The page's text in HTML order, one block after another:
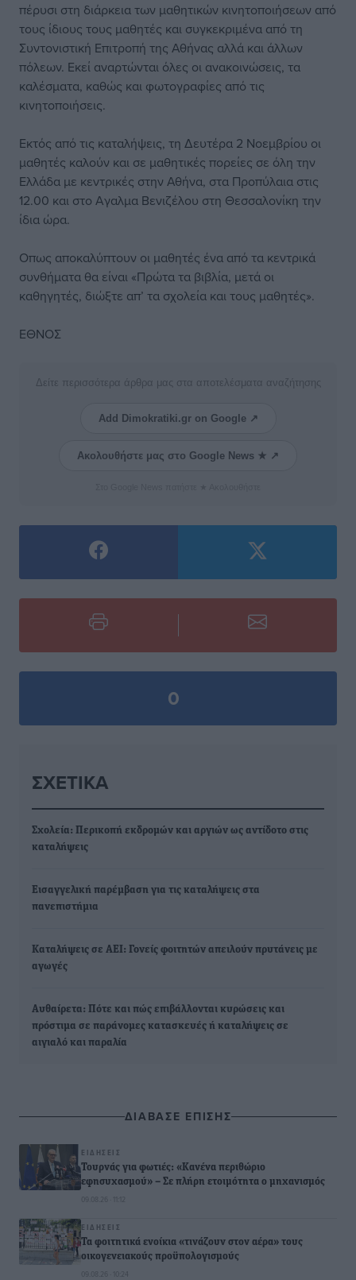
πέρυσι στη διάρκεια των μαθητικών κινητοποιήσεων από
τους ίδιους τους μαθητές και συγκεκριμένα από τη
Συντονιστική Επιτροπή της Αθήνας αλλά και άλλων
πόλεων. Εκεί αναρτώνται όλες οι ανακοινώσεις, τα
καλέσματα, καθώς και φωτογραφίες από τις
κινητοποιήσεις.
Εκτός από τις καταλήψεις, τη Δευτέρα 2 Νοεμβρίου οι
μαθητές καλούν και σε μαθητικές πορείες σε όλη την
Ελλάδα με κεντρικές στην Αθήνα, στα Προπύλαια στις
12.00 και στο Aγαλμα Βενιζέλου στη Θεσσαλονίκη την
ίδια ώρα.
Oπως αποκαλύπτουν οι μαθητές ένα από τα κεντρικά
συνθήματα θα είναι «Πρώτα τα βιβλία, μετά οι
καθηγητές, διώξτε απ’ τα σχολεία και τους μαθητές».
ΕΘΝΟΣ
Δείτε περισσότερα άρθρα μας στα αποτελέσματα αναζήτησης
Add Dimokratiki.gr on Google ↗
Ακολουθήστε μας στο Google News ★ ↗
0
ΣΧΕΤΙΚΆ
Σχολεία: Περικοπή εκδρομών και αργιών ως αντίδοτο στις
καταλήψεις
Εισαγγελική παρέμβαση για τις καταλήψεις στα
πανεπιστήμια
Καταλήψεις σε ΑΕΙ: Γονείς φοιτητών απειλούν πρυτάνεις με
αγωγές
Αυθαίρετα: Πότε και πώς επιβάλλονται κυρώσεις και
πρόστιμα σε παράνομες κατασκευές ή καταλήψεις σε
αιγιαλό και παραλία
ΔΙΑΒΑΣΕ ΕΠΙΣΗΣ
ΕΙΔΉΣΕΙΣ
Τουρνάς για φωτιές: «Κανένα περιθώριο
εφησυχασμού» – Σε πλήρη ετοιμότητα ο μηχανισμός
09.08.26 · 11:12
ΕΙΔΉΣΕΙΣ
Τα φοιτητικά ενοίκια «τινάζουν στον αέρα» τους
οικογενειακούς προϋπολογισμούς
09.08.26 · 10:24